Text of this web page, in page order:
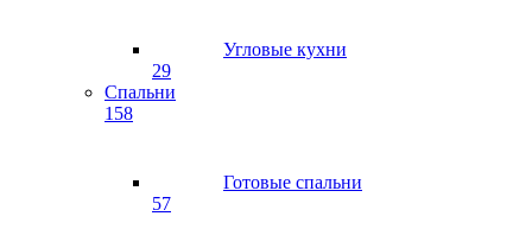
Угловые кухни
29
Спальни
158
Готовые спальни
57